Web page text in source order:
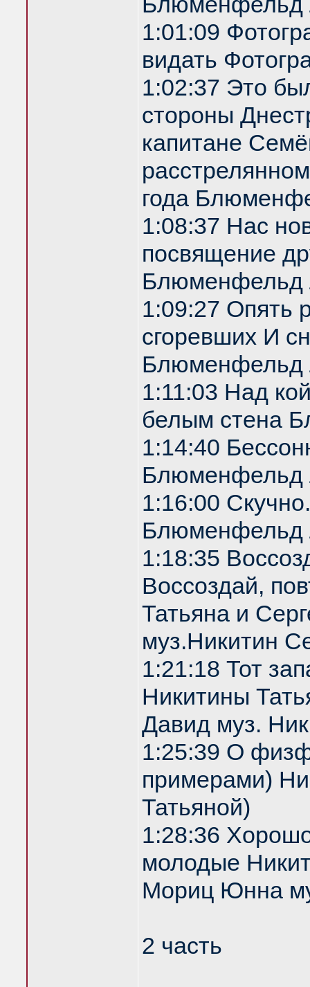
1:01:09
видать
1:02:37 Это
стороны
капитане
года
1:08:37 Нас
посвящение
Блюменфельд
1:09:27 Опять
сгоревших И
Блюменфельд
1:11:03 Над
белым стена
1:14:40
Блюменфельд
1:16:00
Блюменфельд
1:18:35
Воссоздай,
Татьяна и
муз.Никитин
1:21:18 Тот
Никитины
Давид муз.
1:25:39 О
примерами)
Татьяной)
1:28:36
молодые
Мориц Юнна
2 часть